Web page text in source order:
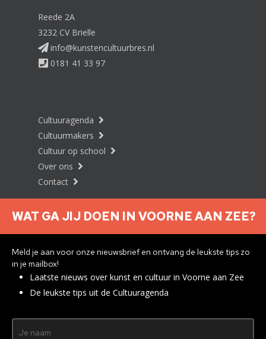
Reede 2A
3232 CV Brielle
info@kunstencultuurbres.nl
0181 41 33 97
Cultuuragenda
Cultuurmakers
Cultuur op school
Over ons
Contact
Nieuwsbrief aanmelden
Privacyverklaring
WAT GA JIJ DOEN IN VOORNE AAN ZEE?
Meld je aan voor onze nieuwsbrief en ontvang de leukste tips zo
in je mailbox!
Laatste nieuws over kunst en cultuur in Voorne aan Zee
De leukste tips uit de Cultuuragenda